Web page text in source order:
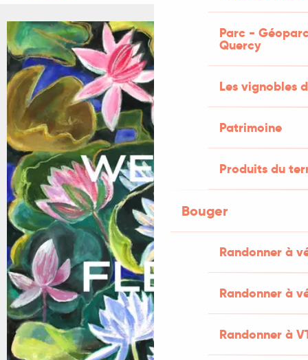
Parc -
Quercy
Les vignobles
Patrimoine
Produits du
Bouger
Randonner à
Randonner à
Randonner à
+1 PHOTO